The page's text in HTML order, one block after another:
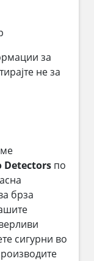
за
не за
Detectors по
брза
сигурни во